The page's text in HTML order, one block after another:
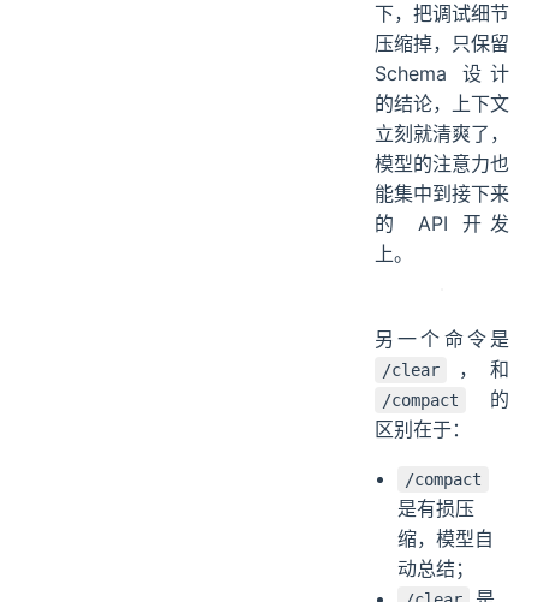
下，把调试细节
压缩掉，只保留
Schema 设计
的结论，上下文
立刻就清爽了，
模型的注意力也
能集中到接下来
的 API 开发
上。
另一个命令是
/clear ，和
/compact
的
区别在于：
/compact
是有损压
缩，模型自
动总结；